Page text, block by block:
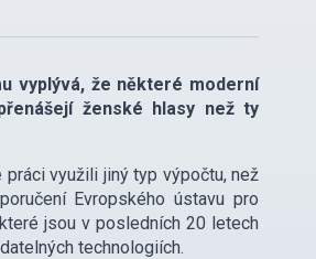
vyplývá, že některé moderní
ženské hlasy než ty
práci využili jiný typ výpočtu, než
Evropského ústavu pro
jsou v posledních 20 letech
technologiích.